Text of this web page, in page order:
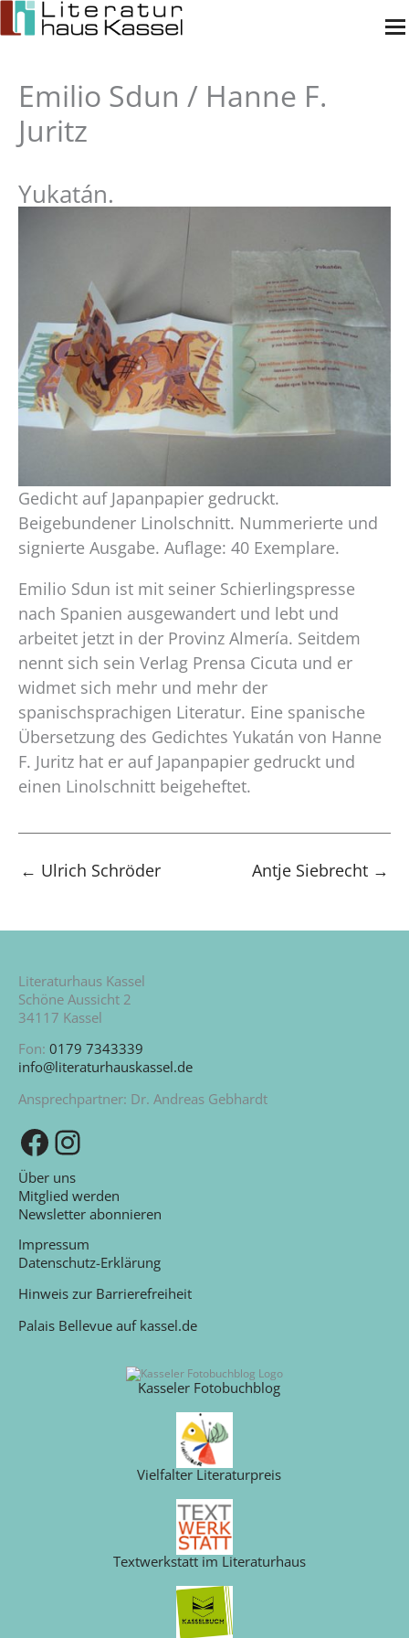
Zum
Inhalt
Emilio Sdun / Hanne F.
Juritz
Yukatán.
Gedicht auf Japanpapier gedruckt.
Beigebundener Linolschnitt. Nummerierte und
signierte Ausgabe. Auflage: 40 Exemplare.
Emilio Sdun ist mit seiner Schierlingspresse
nach Spanien ausgewandert und lebt und
arbeitet jetzt in der Provinz Almería. Seitdem
nennt sich sein Verlag Prensa Cicuta und er
widmet sich mehr und mehr der
spanischsprachigen Literatur. Eine spanische
Übersetzung des Gedichtes Yukatán von Hanne
F. Juritz hat er auf Japanpapier gedruckt und
einen Linolschnitt beigeheftet.
← Ulrich Schröder Antje Siebrecht →
Literaturhaus Kassel
Schöne Aussicht 2
34117 Kassel
Fon: 0179 7343339
info@literaturhauskassel.de
Ansprechpartner: Dr. Andreas Gebhardt
Zu unserer Facebook-SeiteZu unserem Instagram-Kanal
Über uns
Mitglied werden
Newsletter abonnieren
Impressum
Datenschutz-Erklärung
Hinweis zur Barrierefreiheit
Palais Bellevue auf kassel.de
Kasseler Fotobuchblog
Vielfalter Literaturpreis
Textwerkstatt im Literaturhaus